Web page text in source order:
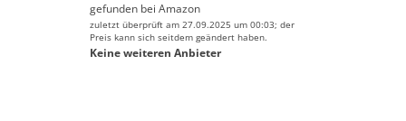
gefunden bei Amazon
zuletzt überprüft am 27.09.2025 um 00:03; der
Preis kann sich seitdem geändert haben.
Keine weiteren Anbieter